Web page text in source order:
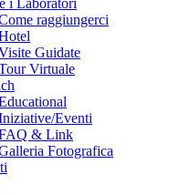
i Laboratori
raggiungerci
Guidate
Virtuale
Eventi
& Link
Fotografica